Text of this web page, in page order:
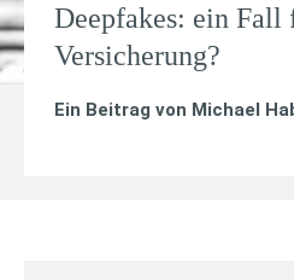
Deepfakes: ein Fall
Versicherung?
Ein Beitrag von Michael